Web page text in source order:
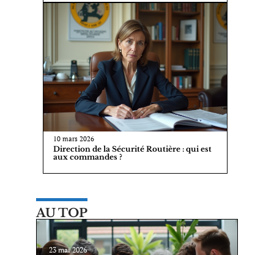
10 mars 2026
Direction de la Sécurité Routière : qui est
aux commandes ?
AU TOP
23 mai 2026